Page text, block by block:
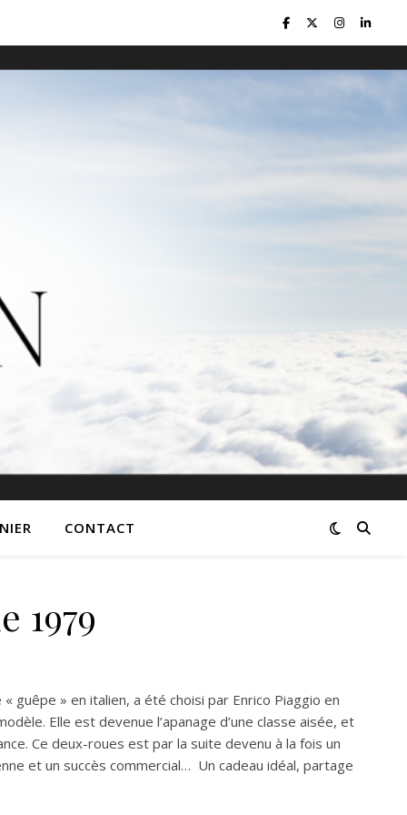
CONTACT
1979
guêpe » en italien, a été choisi par Enrico Piaggio en
Elle est devenue l’apanage d’une classe aisée, et
Ce deux-roues est par la suite devenu à la fois un
et un succès commercial… Un cadeau idéal, partage